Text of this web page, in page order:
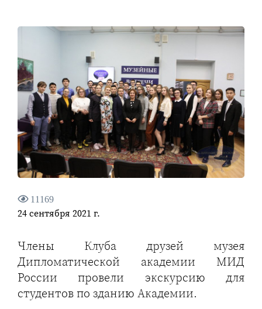
11169
24 сентября 2021 г.
Члены Клуба друзей музея
Дипломатической академии МИД
России провели экскурсию для
студентов по зданию Академии.